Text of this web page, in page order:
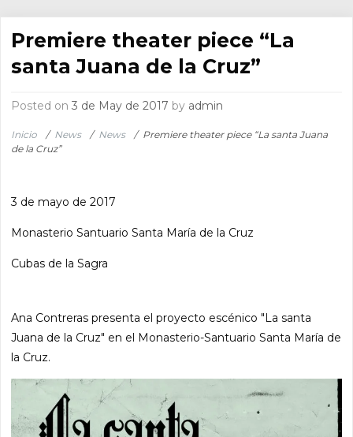
Premiere theater piece “La
santa Juana de la Cruz”
Posted on3 de May de 2017 by admin
Inicio / News / News / Premiere theater piece “La santa Juana
de la Cruz”
3 de mayo de 2017
Monasterio Santuario Santa María de la Cruz
Cubas de la Sagra
Ana Contreras presenta el proyecto escénico "La santa
Juana de la Cruz" en el Monasterio-Santuario Santa María de
la Cruz.